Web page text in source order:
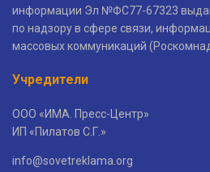
информации Эл №ФС77-67323
по надзору в сфере связи,
массовых коммуникаций
Учредители
ООО «ИМА. Пресс-Центр»
ИП «Пилатов С.Г.»
info@sovetreklama.org